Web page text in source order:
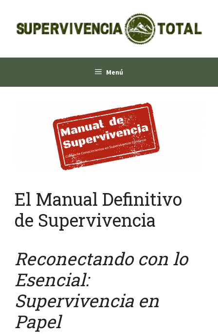
contenido
Menú
El Manual Definitivo
de Supervivencia
Reconectando con lo
Esencial:
Supervivencia en
Papel